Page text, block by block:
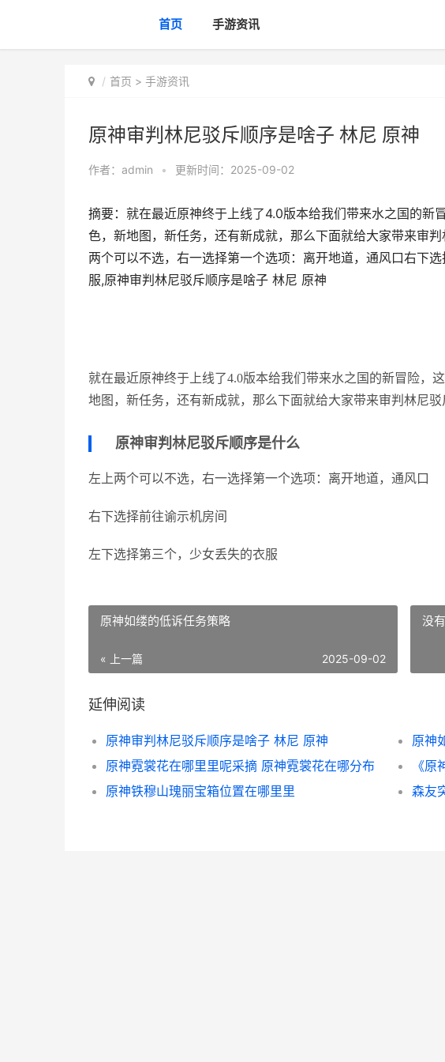
首页 手游资讯
首页 > 手游资讯
原神审判林尼驳斥顺序是啥子 林尼 原神
作者： admin • 更新时间：2025-09-02
摘要：就在最近原神终于上线了4.0版本给我们带来水之国的新
色，新地图，新任务，还有新成就，那么下面就给大家带来审
两个可以不选，右一选择第一个选项：离开地道，通风口右下
服,原神审判林尼驳斥顺序是啥子 林尼 原神
就在最近原神终于上线了4.0版本给我们带来水之国的新冒险，
地图，新任务，还有新成就，那么下面就给大家带来审判林尼驳
原神审判林尼驳斥顺序是什么
左上两个可以不选，右一选择第一个选项：离开地道，通风口
右下选择前往谕示机房间
左下选择第三个，少女丢失的衣服
原神如缕的低诉任务策略
« 上一篇 2025-09-02
没有
延伸阅读
原神审判林尼驳斥顺序是啥子 林尼 原神
原神
原神霓裳花在哪里里呢采摘 原神霓裳花在哪分布
原神铁穆山瑰丽宝箱位置在哪里里
森友